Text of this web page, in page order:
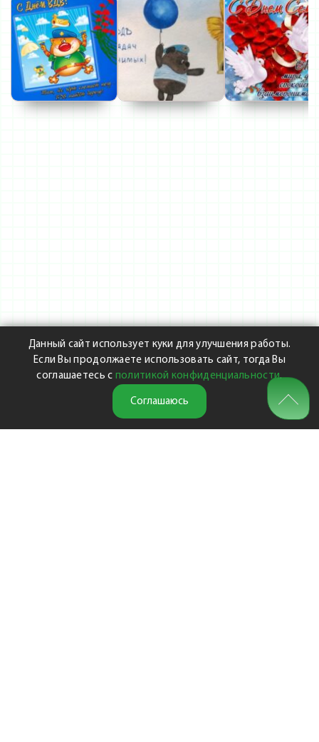
Данный сайт использует куки для улучшения работы.
Если Вы продолжаете использовать сайт, тогда Вы
соглашаетесь с политикой конфиденциальности.
Соглашаюсь